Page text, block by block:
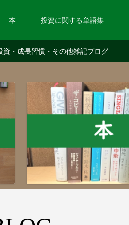
本 投資に関する単語集
資・成長習慣・その他雑記ブログ